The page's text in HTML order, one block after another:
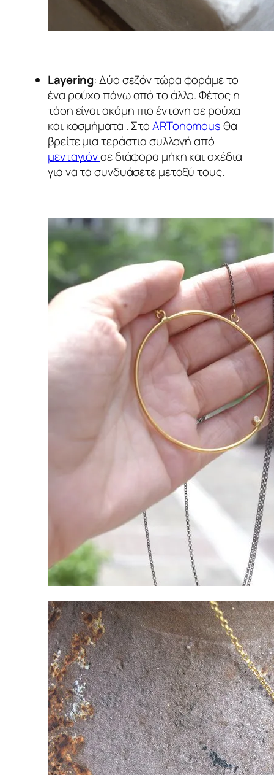
Layering: Δύο σεζόν τώρα φοράμε το
ένα ρούχο πάνω από το άλλο. Φέτος η
τάση είναι ακόμη πιο έντονη σε ρούχα
και κοσμήματα . ΣτοARTonomousθα
βρείτε μια τεράστια συλλογή από
μενταγιόνσε διάφορα μήκη και σχέδια
για να τα συνδυάσετε μεταξύ τους.